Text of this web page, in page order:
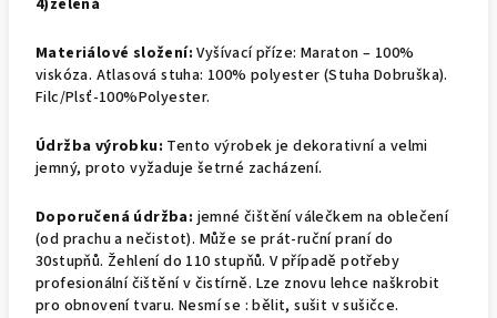
4)zelená
Materiálové složení: Vyšívací příze: Maraton – 100%
viskóza. Atlasová stuha: 100% polyester (Stuha Dobruška).
Filc/Plsť-100%Polyester.
Údržba výrobku: Tento výrobek je dekorativní a velmi
jemný, proto vyžaduje šetrné zacházení.
Doporučená údržba: jemné čištění válečkem na oblečení
(od prachu a nečistot). Může se prát-ruční praní do
30stupňů. Žehlení do 110 stupňů. V případě potřeby
profesionální čištění v čistírně. Lze znovu lehce naškrobit
pro obnovení tvaru. Nesmí se : bělit, sušit v sušičce.